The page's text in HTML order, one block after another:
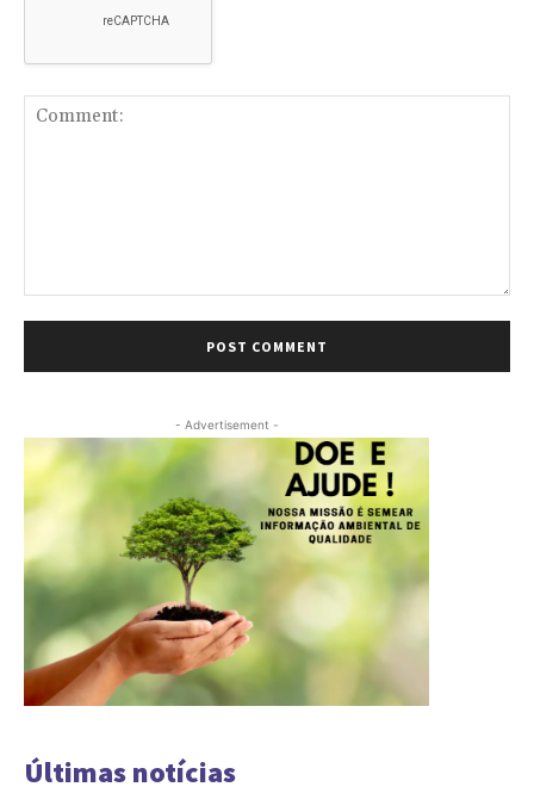
- Advertisement -
Últimas notícias